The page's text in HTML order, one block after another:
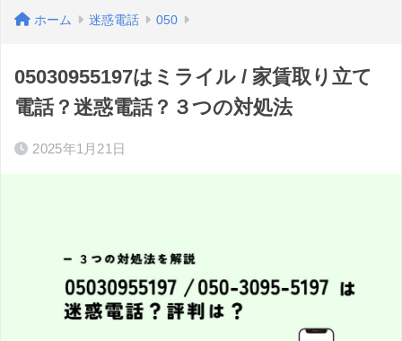
ホーム 迷惑電話 050
05030955197はミライル / 家賃取り立て
電話？迷惑電話？３つの対処法
2025年1月21日